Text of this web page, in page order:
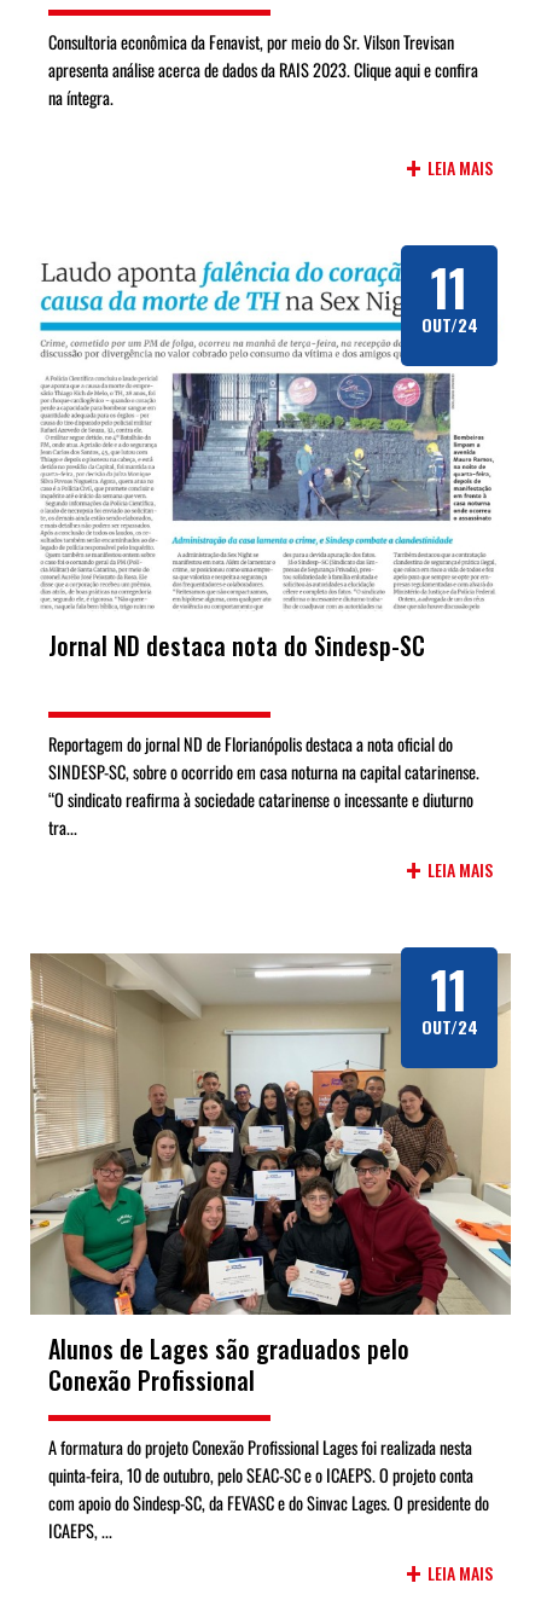
Consultoria econômica da Fenavist, por meio do Sr. Vilson Trevisan
apresenta análise acerca de dados da RAIS 2023. Clique aqui e confira
na íntegra.
+ LEIA MAIS
Jornal ND destaca nota do Sindesp-SC
Reportagem do jornal ND de Florianópolis destaca a nota oficial do
SINDESP-SC, sobre o ocorrido em casa noturna na capital catarinense.
“O sindicato reafirma à sociedade catarinense o incessante e diuturno
tra...
+ LEIA MAIS
11
OUT/24
Alunos de Lages são graduados pelo
Conexão Profissional
A formatura do projeto Conexão Profissional Lages foi realizada nesta
quinta-feira, 10 de outubro, pelo SEAC-SC e o ICAEPS. O projeto conta
com apoio do Sindesp-SC, da FEVASC e do Sinvac Lages. O presidente do
ICAEPS, ...
+ LEIA MAIS
11
OUT/24